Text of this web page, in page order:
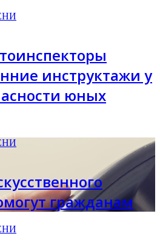
инструктажи у
юных
гражданам